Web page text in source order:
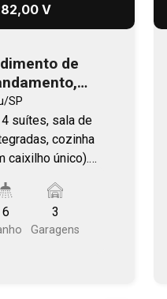
V
de
no
SP
suítes, sala de
cozinha
caixilho único).
gourmet.
com fácil
de Bauru.
6 3
Garagens